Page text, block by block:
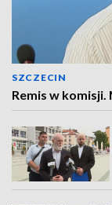
SZCZECIN
Remis w